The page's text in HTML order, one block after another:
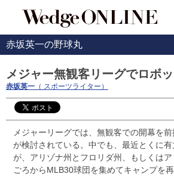
赤坂英一の野球丸
メジャー無観客リーグでロボ
赤坂英一 （ スポーツライター）
メジャーリーグでは、無観客での開幕を
が検討されている。中でも、最近とくに
が、アリゾナ州とフロリダ州、もしくは
ごろからMLB30球団を集めてキャンプを